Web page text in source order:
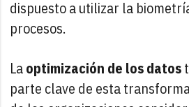
dispuesto a utilizar la
procesos.
Laoptimización de los datos
parte clave de esta